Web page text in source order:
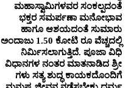
ಮಹಾಸ್ವಾಮಿಗಳವರ ಸಂಕಲ್ಪದಂತೆ
ಭಕ್ತರ ಸಮರ್ಪಣಾ ಮನೋಭಾವ
ಹಾಗೂ ಆಶಯದಂತೆ ಸುಮಾರು
ಅಂದಾಜು 1.50 ಕೋಟಿ ರೂ ವೆಚ್ಚದಲ್ಲಿ
ನಿರ್ಮಿಸಲಾಗುತ್ತಿದೆ. ಪೂಜಾ ವಿಧಿ
ವಿಧಾನಗಳ ನಂತರ ಮಾತನಾಡಿದ ಶ್ರೀ
ಗಳು ಸತ್ಯ ಶುದ್ಧ ಕಾಯಕದೊಂದಿಗೆ